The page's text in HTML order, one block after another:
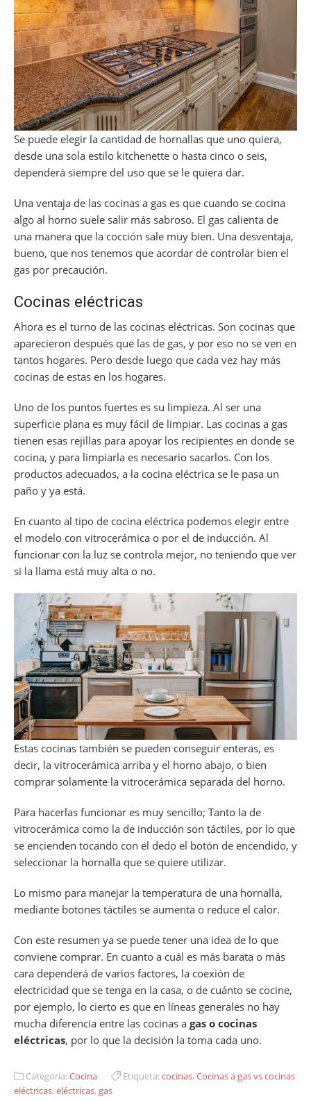
Se puede elegir la cantidad de hornallas que uno quiera,
desde una sola estilo kitchenette o hasta cinco o seis,
dependerá siempre del uso que se le quiera dar.
Una ventaja de las cocinas a gas es que cuando se cocina
algo al horno suele salir más sabroso. El gas calienta de
una manera que la cocción sale muy bien. Una desventaja,
bueno, que nos tenemos que acordar de controlar bien el
gas por precaución.
Cocinas eléctricas
Ahora es el turno de las cocinas eléctricas. Son cocinas que
aparecieron después que las de gas, y por eso no se ven en
tantos hogares. Pero desde luego que cada vez hay más
cocinas de estas en los hogares.
Uno de los puntos fuertes es su limpieza. Al ser una
superficie plana es muy fácil de limpiar. Las cocinas a gas
tienen esas rejillas para apoyar los recipientes en donde se
cocina, y para limpiarla es necesario sacarlos. Con los
productos adecuados, a la cocina eléctrica se le pasa un
paño y ya está.
En cuanto al tipo de cocina eléctrica podemos elegir entre
el modelo con vitrocerámica o por el de inducción. Al
funcionar con la luz se controla mejor, no teniendo que ver
si la llama está muy alta o no.
Estas cocinas también se pueden conseguir enteras, es
decir, la vitrocerámica arriba y el horno abajo, o bien
comprar solamente la vitrocerámica separada del horno.
Para hacerlas funcionar es muy sencillo; Tanto la de
vitrocerámica como la de inducción son táctiles, por lo que
se encienden tocando con el dedo el botón de encendido, y
seleccionar la hornalla que se quiere utilizar.
Lo mismo para manejar la temperatura de una hornalla,
mediante botones táctiles se aumenta o reduce el calor.
Con este resumen ya se puede tener una idea de lo que
conviene comprar. En cuanto a cuál es más barata o más
cara dependerá de varios factores, la coexión de
electricidad que se tenga en la casa, o de cuánto se cocine,
por ejemplo, lo cierto es que en líneas generales no hay
mucha diferencia entre las cocinas a gas o cocinas
eléctricas, por lo que la decisión la toma cada uno.
Categoría:Cocina Etiqueta:cocinas, Cocinas a gas vs cocinas
eléctricas, eléctricas, gas